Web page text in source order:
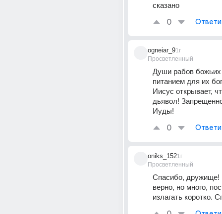
сказано
0
ogneiar_9
Просветленный
1г
Души рабов
питанием для их
Иисус открывает,
дьявол!
Иуды!
0
oniks_152
Просветленный
1г
Спасибо, дружище!
верно, но много,
излагать коротко.